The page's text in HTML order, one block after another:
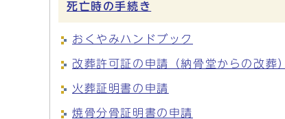
死亡時の手続き
おくやみハンドブック
改葬許可証の申請（納骨堂からの改葬）
火葬証明書の申請
焼骨分骨証明書の申請